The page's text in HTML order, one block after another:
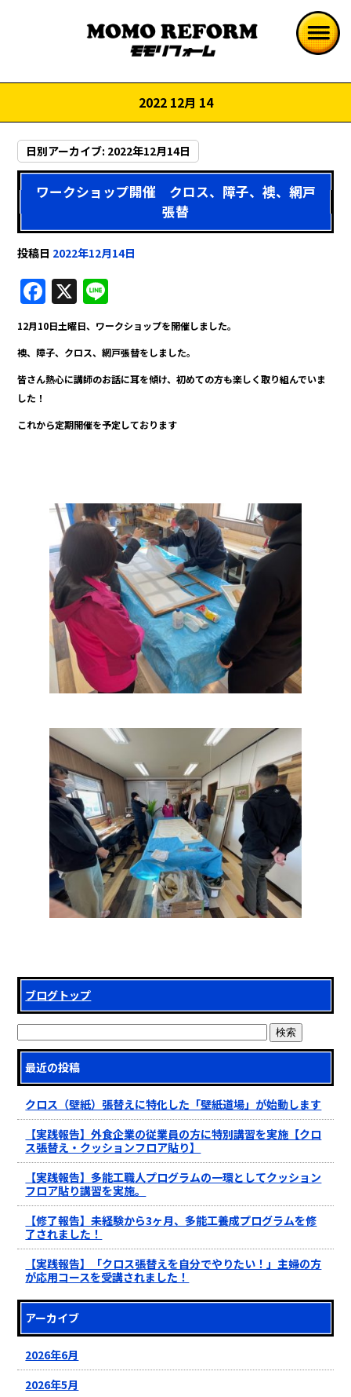
2022 12月 14
日別アーカイブ: 2022年12月14日
ワークショップ開催 クロス、障子、襖、網戸
張替
投稿日 2022年12月14日
F
a
c
e
b
o
o
X
n
e
12月10日土曜日、ワークショップを開催しました。
襖、障子、クロス、網戸張替をしました。
皆さん熱心に講師のお話に耳を傾け、初めての方も楽しく取り組んでいま
した！
これから定期開催を予定しております
ブログトップ
最近の投稿
クロス（壁紙）張替えに特化した「壁紙道場」が始動します
【実践報告】外食企業の従業員の方に特別講習を実施【クロ
ス張替え・クッションフロア貼り】
【実践報告】多能工職人プログラムの一環としてクッション
フロア貼り講習を実施。
【修了報告】未経験から3ヶ月、多能工養成プログラムを修
了されました！
【実践報告】「クロス張替えを自分でやりたい！」主婦の方
が応用コースを受講されました！
アーカイブ
2026年6月
2026年5月